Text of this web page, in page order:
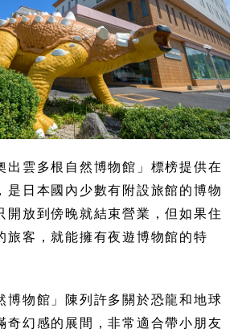
出雲多根自然博物館」標榜提供在
是日本國內少數有附設旅館的博物
開放到傍晚就結束營業，但如果住
旅客，就能擁有夜遊博物館的特
博物館」陳列許多關於恐龍和地球
奇幻感的展間，非常適合帶小朋友